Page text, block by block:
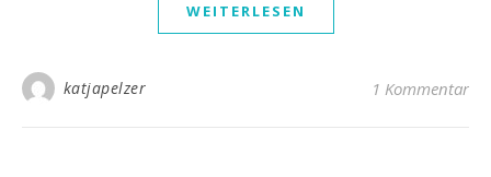
WEITERLESEN
katjapelzer 1 Kommentar